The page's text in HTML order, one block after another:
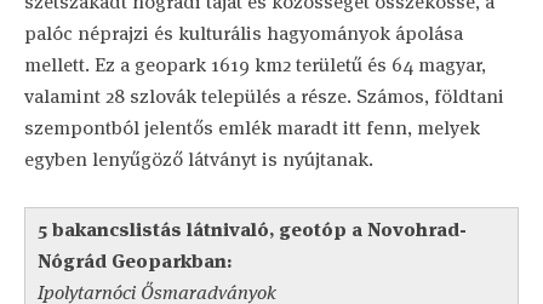
palóc néprajzi és kulturális hagyományok ápolása
mellett. Ez a geopark 1619 km2 területű és 64 magyar,
valamint 28 szlovák település a része. Számos, földtani
szempontból jelentős emlék maradt itt fenn, melyek
egyben lenyűgöző látványt is nyújtanak.
5 bakancslistás látnivaló, geotóp a Novohrad-
Nógrád Geoparkban:
Ipolytarnóci Ősmaradványok